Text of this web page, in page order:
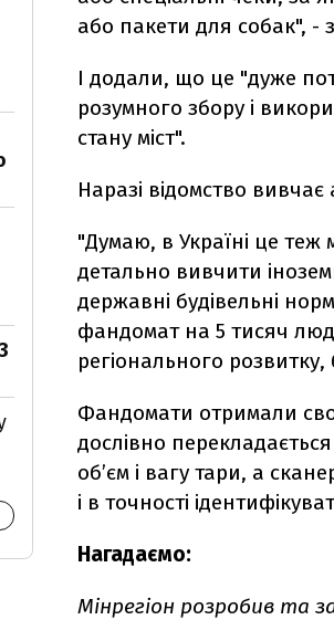
або пакети для собак", -
І додали, що це "дуже
розумного збору і
стану міст".
Наразі відомство
"Думаю, в Україні це теж
детально вивчити
державні будівельні
фандомат на 5 тисяч
регіонального
Фандомати отримали
дослівно
об’єм і вагу тари, а
і в точності
Нагадаємо:
Мінрегіон розробив та